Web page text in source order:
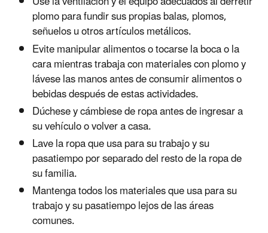
plomo para fundir sus propias balas, plomos,
señuelos u otros artículos metálicos.
Evite manipular alimentos o tocarse la boca o la
cara mientras trabaja con materiales con plomo y
lávese las manos antes de consumir alimentos o
bebidas después de estas actividades.
Dúchese y cámbiese de ropa antes de ingresar a
su vehículo o volver a casa.
Lave la ropa que usa para su trabajo y su
pasatiempo por separado del resto de la ropa de
su familia.
Mantenga todos los materiales que usa para su
trabajo y su pasatiempo lejos de las áreas
comunes.